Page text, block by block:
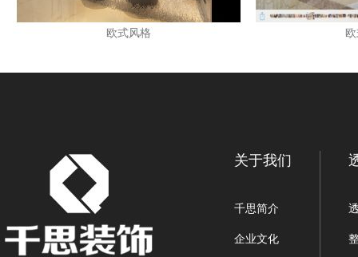
欧式风格
关于我们
千思简介
企业文化